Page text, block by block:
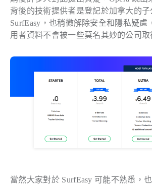
背後的技術提供者是登記於加拿大的子
SurfEasy，也稍微解除安全和隱私疑慮
用者資料不會被一些莫名其妙的公司取
當然大家對於 SurfEasy 可能不熟悉，